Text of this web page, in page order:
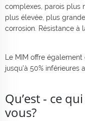
complexes, parois plus
plus élevée, plus
corrosion. Résistance à
Le MIM offre
jusqu'à 50% inférieures
Qu’est - ce
vous?